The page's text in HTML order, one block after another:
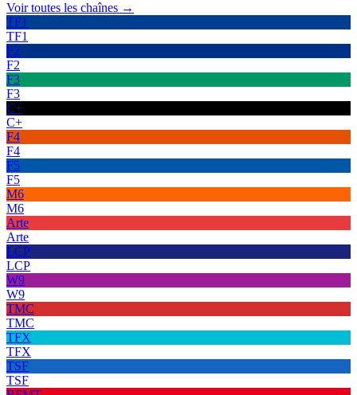
Voir toutes les chaînes →
TF1
TF1
F2
F2
F3
F3
C+
C+
F4
F4
F5
F5
M6
M6
Arte
Arte
LCP
LCP
W9
W9
TMC
TMC
TFX
TFX
TSF
TSF